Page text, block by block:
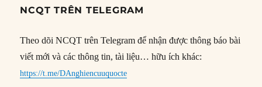
NCQT TRÊN TELEGRAM
Theo dõi NCQT trên Telegram để nhận được thông báo bài
viết mới và các thông tin, tài liệu… hữu ích khác:
https://t.me/DAnghiencuuquocte